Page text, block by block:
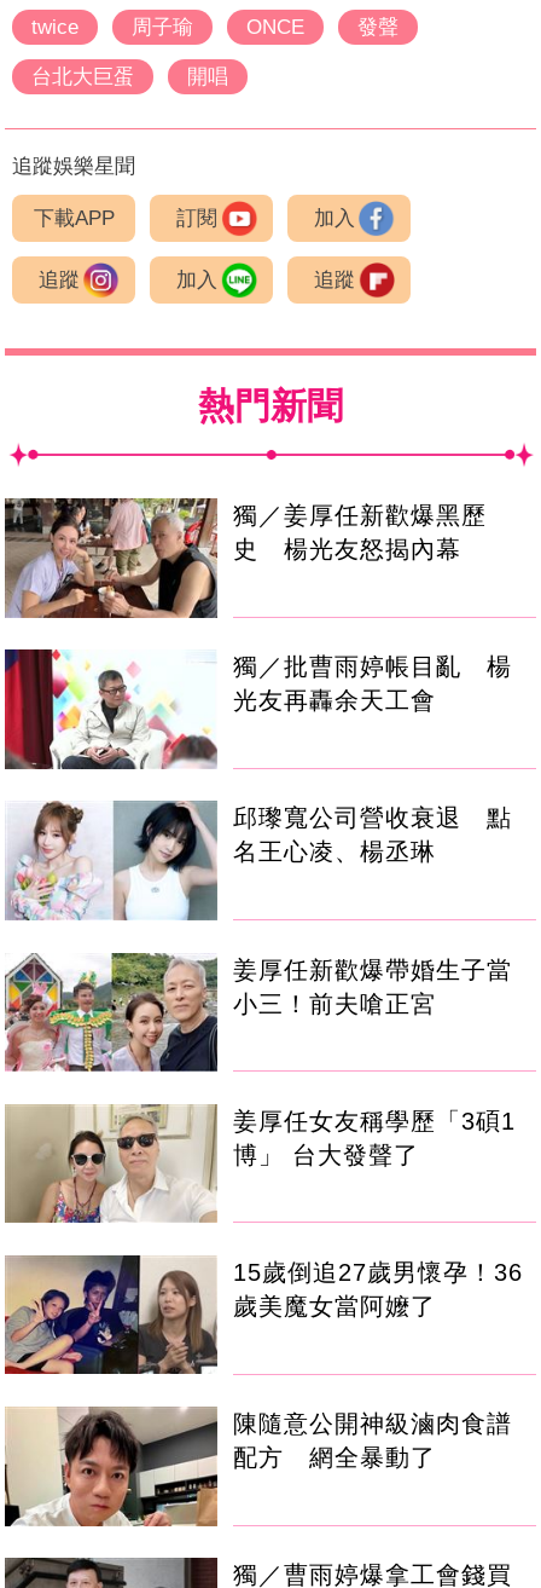
twice
周子瑜 ONCE 發聲
台北大巨蛋 開唱
追蹤娛樂星聞
下載APP 訂閱 加入
追蹤 加入 追蹤
熱門新聞
獨／姜厚任新歡爆黑歷
史 楊光友怒揭內幕
獨／批曹雨婷帳目亂 楊
光友再轟余天工會
邱瓈寬公司營收衰退 點
名王心凌、楊丞琳
姜厚任新歡爆帶婚生子當
小三！前夫嗆正宮
姜厚任女友稱學歷「3碩1
博」 台大發聲了
15歲倒追27歲男懷孕！36
歲美魔女當阿嬤了
陳隨意公開神級滷肉食譜
配方 網全暴動了
獨／曹雨婷爆拿工會錢買